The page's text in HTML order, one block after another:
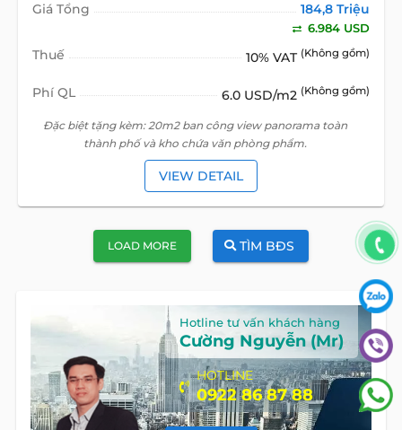
Giá Tổng 184,8 Triệu
6.984 USD
Thuế 10% VAT (Không gồm)
Phí QL 6.0 USD/m2 (Không gồm)
Đặc biệt tặng kèm: 20m2 ban công view panorama toàn
thành phố và kho chứa văn phòng phẩm.
VIEW DETAIL
LOAD MORE TÌM BĐS
Hotline tư vấn khách hàng
Cường Nguyễn (Mr)
HOTLINE
0922 86 87 88